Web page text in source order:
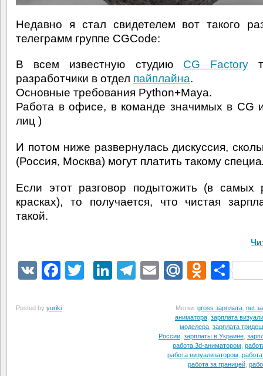
Недавно я стал свидетелем вот такого
телеграмм группе CGCode:
В всем известную студию CG Factory
разработчики в отдел пайплайна.
Основные требования Python+Maya.
Работа в офисе, в команде значимых в CG
лиц )
И потом ниже развернулась дискуссия,
(Россия, Москва) могут платить такому
Если этот разговор подытожить (в самых
красках), то получается, что чистая
такой.
VK Facebook
TwitterLinkedIn
Telegram
EmailMail.Ru
Posted by yuriki Метки: gross зарплата net
аниматора зарплата
моделера зарплата
России зарплаты в Украине
работа 3d-аниматором
работа визуализатором
работа за границей